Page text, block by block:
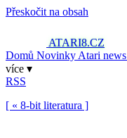
Přeskočit na obsah
ATARI8.CZ
Domů Novinky Atari news
více ▾
RSS
[ « 8-bit literatura ]